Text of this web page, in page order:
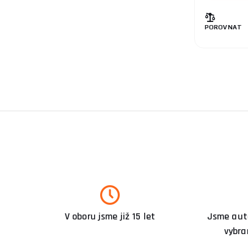
POROVNAT
V oboru jsme již 15 let
Jsme